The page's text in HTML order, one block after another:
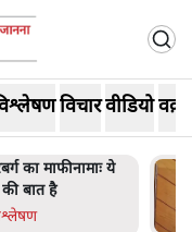
विचारवीडियो
का माफीनामाः ये
बात है